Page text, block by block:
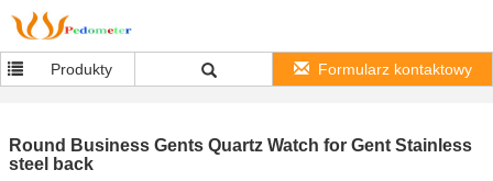
Produkty Formularz kontaktowy
Round Business Gents Quartz Watch for Gent Stainless
steel back